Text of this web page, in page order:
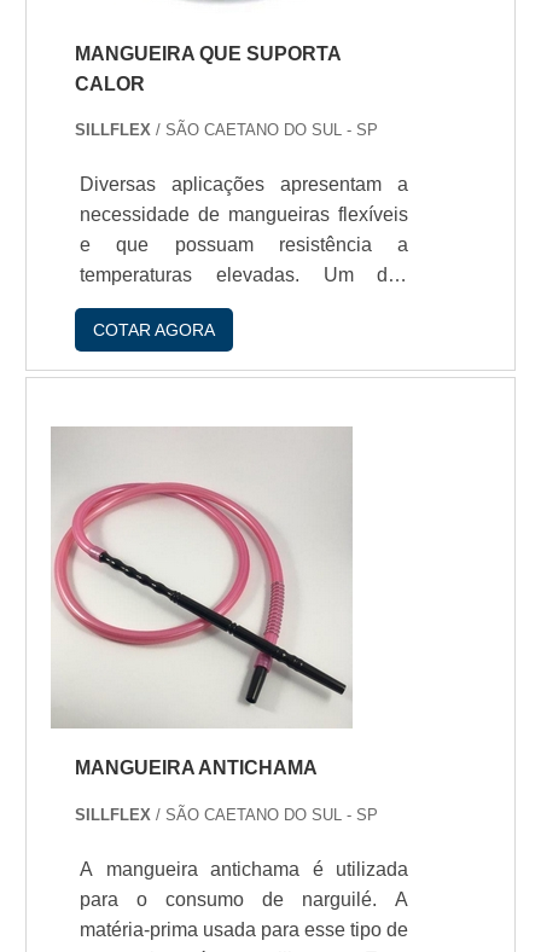
MANGUEIRA QUE SUPORTA
CALOR
SILLFLEX/ SÃO CAETANO DO SUL - SP
Diversas aplicações apresentam a
necessidade de mangueiras flexíveis
e que possuam resistência a
temperaturas elevadas. Um dos
materiais mais indicados para suprir
essa necessidade é o silicone. O
silicone possibilita a fabricaçío de
apresenta propriedades que garantem
material de silicone utilizado pela
fabricante é auto-extinguível, o que
significa que nío propaga chamas, d...
COTAR AGORA
MANGUEIRA ANTICHAMA
SILLFLEX/ SÃO CAETANO DO SUL - SP
A mangueira antichama é utilizada
para o consumo de narguilé. A
matéria-prima usada para esse tipo de